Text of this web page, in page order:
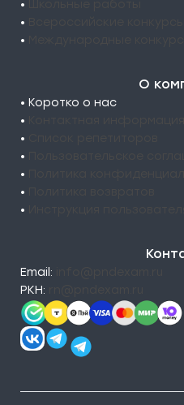
•
•
•
О
• Коротко о нас
•
•
•
•
•
•
Email:
РКН: